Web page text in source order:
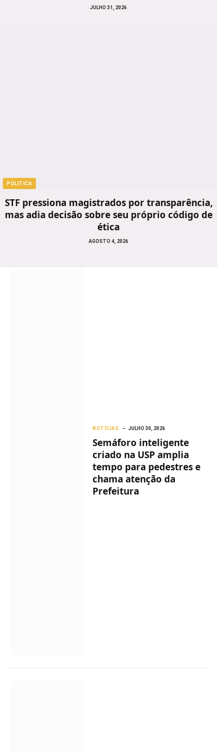
JULHO 31, 2026
POLITICA
STF pressiona magistrados por transparência,
mas adia decisão sobre seu próprio código de
ética
AGOSTO 4, 2026
NOTÍCIAS JULHO 30, 2026
Semáforo inteligente
criado na USP amplia
tempo para pedestres e
chama atenção da
Prefeitura